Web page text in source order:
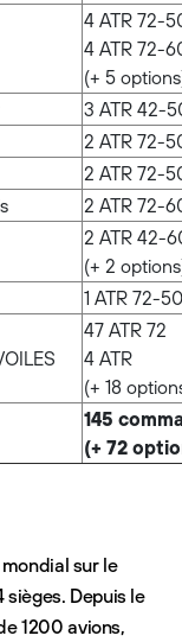
4 ATR 72-
4 ATR 72-
(+ 5
3 ATR 42-
2 ATR 72-
2 ATR 72-
2 ATR 72-
2 ATR 42-
(+ 2
1 ATR 72-
47 ATR 72
4 ATR
(+ 18
145
(+ 72
mondial sur le
Depuis le
1200 avions,